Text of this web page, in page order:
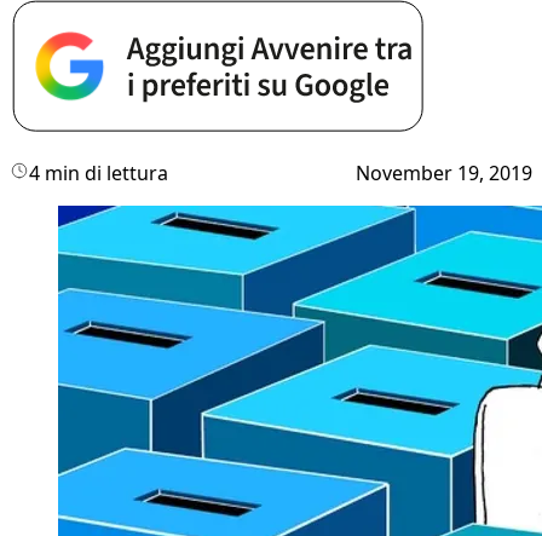
4 min di lettura November 19, 2019